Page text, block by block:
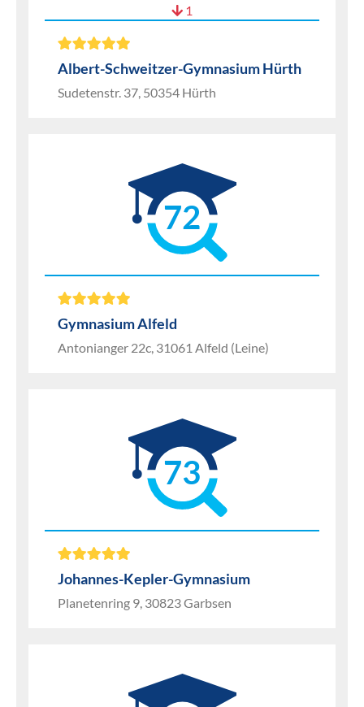
1
Albert-Schweitzer-Gymnasium Hürth
Sudetenstr. 37, 50354 Hürth
72
Gymnasium Alfeld
Antonianger 22c, 31061 Alfeld (Leine)
73
Johannes-Kepler-Gymnasium
Planetenring 9, 30823 Garbsen